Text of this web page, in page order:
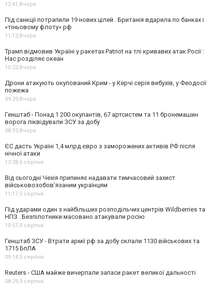
12:41,Вчора
Під санкції потрапили 19 нових цілей . Британія вдарила по банках і
«тіньовому флоту» рф
11:13,Вчора
Трамп відмовив Україні у ракетах Patriot на тлі кривавих атак Росії :
Нас розділяє океан
10:22,Вчора
Дрони атакують окупований Крим - у Керчі серія вибухів, у Феодосії
пожежа
09:29,Вчора
Генштаб - Понад 1 200 окупантів, 67 артсистем та 11 бронемашин
ворога ліквідували ЗСУ за добу
08:59,Вчора
ЄС дасть Україні 1,4 млрд євро з заморожених активів РФ після
нічної атаки
13:28,5 серпня
Від сьогодні Чехія припиняє надавати тимчасовий захист
військовозобов’язаним українцям
11:17,5 серпня
Під ударами один з найбільших розподільчих центрів Wildberries та
НПЗ . Безпілотники масовано атакували росію
10:57,5 серпня
Генштаб ЗСУ - Втрати армії рф за добу склали 1130 військових та
1715 БпЛА
09:14,5 серпня
Reuters - США майже вичерпали запаси ракет великої дальності
08:29,5 серпня